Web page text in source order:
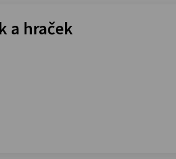
a hraček